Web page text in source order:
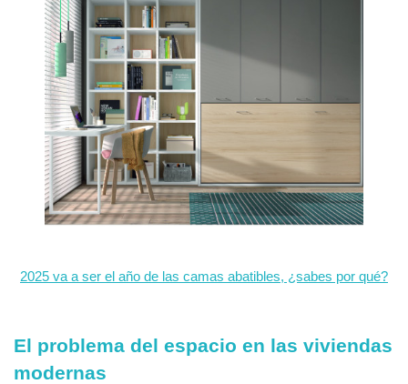
2025 va a ser el año de las camas abatibles, ¿sabes por qué?
El problema del espacio en las viviendas
modernas